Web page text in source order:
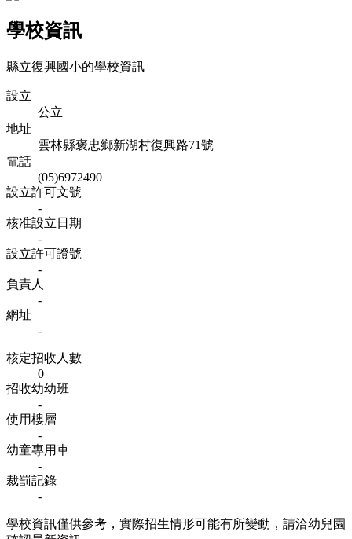
學校資訊
縣立復興國小的學校資訊
設立
公立
地址
雲林縣褒忠鄉新湖村復興路71號
電話
(05)6972490
設立許可文號
-
核准設立日期
-
設立許可證號
-
負責人
-
網址
-
核定招收人數
0
招收幼幼班
-
使用樓層
-
幼童專用車
-
裁罰記錄
-
學校資訊僅供參考，實際招生情形可能有所變動，請洽幼兒園